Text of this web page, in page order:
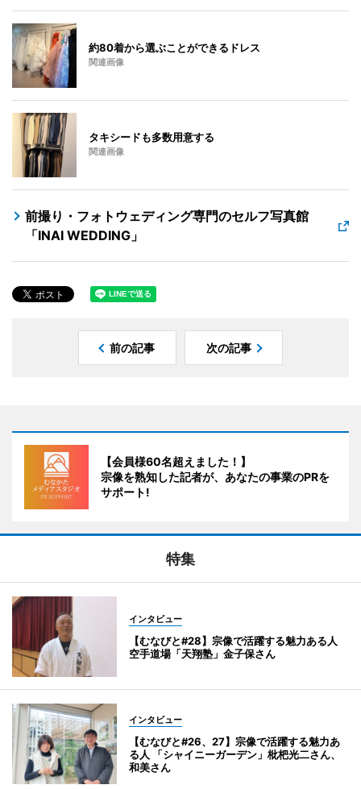
約80着から選ぶことができるドレス
関連画像
タキシードも多数用意する
関連画像
前撮り・フォトウェディング専門のセルフ写真館
「INAI WEDDING」
前の記事 次の記事
【会員様60名超えました！】
宗像を熟知した記者が、あなたの事業のPRを
サポート!
特集
インタビュー
【むなびと#28】宗像で活躍する魅力ある人
空手道場「天翔塾」金子保さん
インタビュー
【むなびと#26、27】宗像で活躍する魅力あ
る人 「シャイニーガーデン」枇杷光二さん、
和美さん